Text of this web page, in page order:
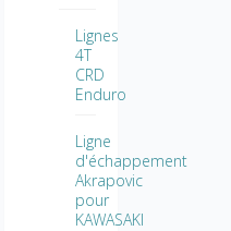
Lignes
4T
CRD
Enduro
Ligne
d'échappement
Akrapovic
pour
KAWASAKI